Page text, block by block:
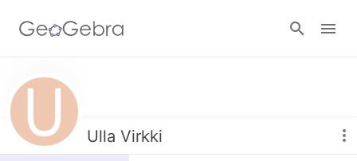
Resources
Number Sense
Calculators Ulla Virkki